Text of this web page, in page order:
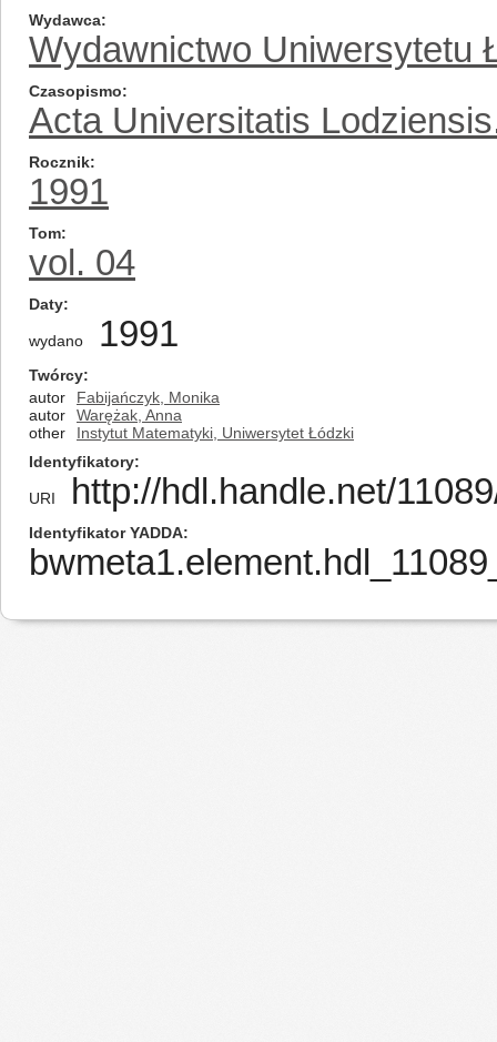
Wydawca
Wydawnictwo Uniwersytetu
Czasopismo
Acta Universitatis
Rocznik
1991
Tom
vol. 04
Daty
wydano 1991
Twórcy
autor
Fabijańczyk, Monika
autor
Warężak, Anna
other
Instytut Matematyki, Uniwersytet Łódzki
Identyfikatory
URI http://hdl.handle.net/
Identyfikator YADDA